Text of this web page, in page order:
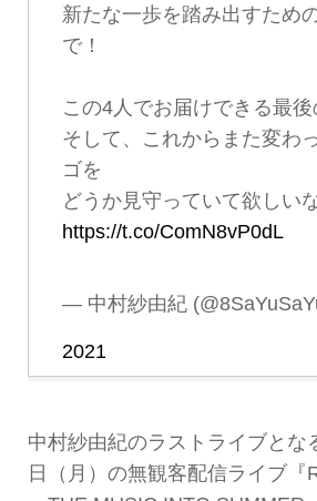
新たな一歩を踏み出すため
で！
この4人でお届けできる最
そして、これからまた変わ
ゴを
どうか見守っていて欲しいな
https://t.co/ComN8vP0dL
— 中村紗由紀
2021
中村紗由紀のラストライブとな
日（月）の無観客配信ライブ『